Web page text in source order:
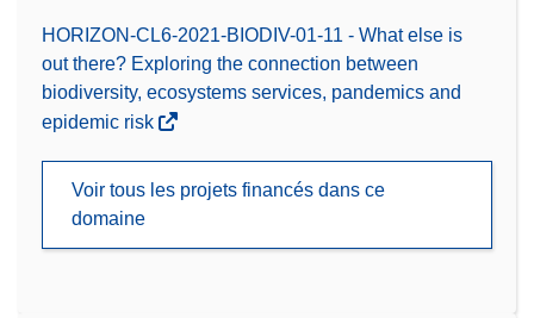
HORIZON-CL6-2021-BIODIV-01-11 - What else is
out there? Exploring the connection between
biodiversity, ecosystems services, pandemics and
epidemic risk
Voir tous les projets financés dans ce
domaine